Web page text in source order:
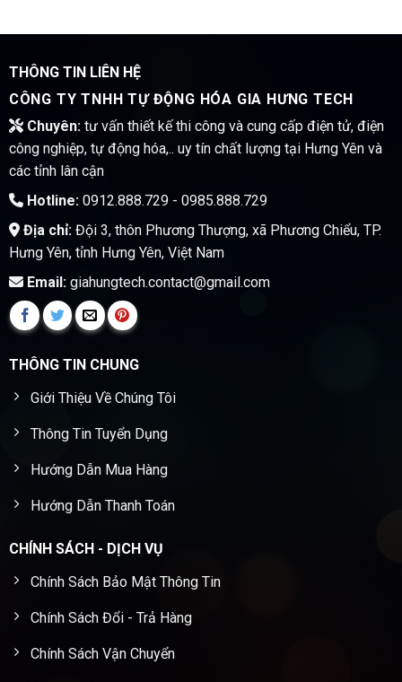
THÔNG TIN LIÊN HỆ
CÔNG TY TNHH TỰ ĐỘNG HÓA GIA HƯNG TECH
Chuyên:tư vấn thiết kế thi công và cung cấp điện tử, điện
công nghiệp, tự động hóa,.. uy tín chất lượng tại Hưng Yên và
các tỉnh lân cận
Hotline:0912.888.729 - 0985.888.729
Địa chỉ:Đội 3, thôn Phương Thượng, xã Phương Chiểu, TP.
Hưng Yên, tỉnh Hưng Yên, Việt Nam
Email:giahungtech.contact@gmail.com
THÔNG TIN CHUNG
Giới Thiệu Về Chúng Tôi
Thông Tin Tuyển Dụng
Hướng Dẫn Mua Hàng
Hướng Dẫn Thanh Toán
CHÍNH SÁCH - DỊCH VỤ
Chính Sách Bảo Mật Thông Tin
Chính Sách Đổi - Trả Hàng
Chính Sách Vận Chuyển